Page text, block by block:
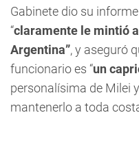
Gabinete dio su
“claramente le mintió
Argentina”, y aseguró
funcionario es “un
personalísima de Milei
mantenerlo a toda